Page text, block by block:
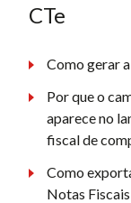
CTe
Como gerar
Por que o
aparece no
fiscal de
Como
Notas